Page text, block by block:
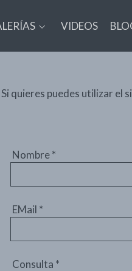
VIDEOS
Si quieres puedes utilizar el
Nombre*
EMail *
Consulta *